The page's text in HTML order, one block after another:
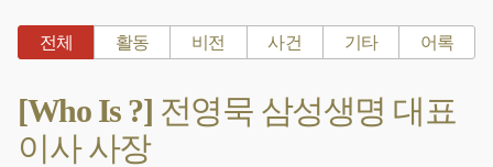
전체 활동 비전 사건 기타 어록
[Who Is ?] 전영묵 삼성생명 대표
이사 사장